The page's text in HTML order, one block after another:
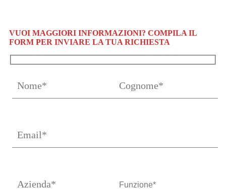
VUOI MAGGIORI INFORMAZIONI? COMPILA IL
FORM PER INVIARE LA TUA RICHIESTA